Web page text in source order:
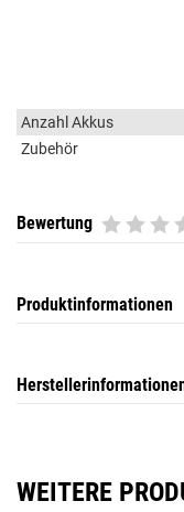
Anzahl Akkus
Zubehör
Bewertung
Produktinformationen
WEITERE